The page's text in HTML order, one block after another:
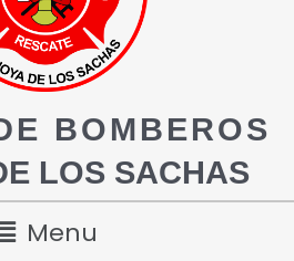
BOMBEROS
LOS SACHAS
Menu